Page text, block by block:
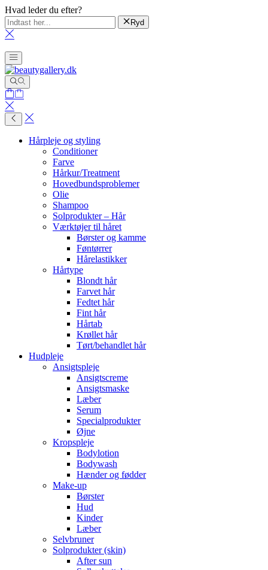
Hvad leder du efter?
Ryd
Hårpleje og styling
Conditioner
Farve
Hårkur/Treatment
Hovedbundsproblemer
Olie
Shampoo
Solprodukter – Hår
Værktøjer til håret
Børster og kamme
Føntørrer
Hårelastikker
Hårtype
Blondt hår
Farvet hår
Fedtet hår
Fint hår
Hårtab
Krøllet hår
Tørt/behandlet hår
Hudpleje
Ansigtspleje
Ansigtscreme
Ansigtsmaske
Læber
Serum
Specialprodukter
Øjne
Kropspleje
Bodylotion
Bodywash
Hænder og fødder
Make-up
Børster
Hud
Kinder
Læber
Selvbruner
Solprodukter (skin)
After sun